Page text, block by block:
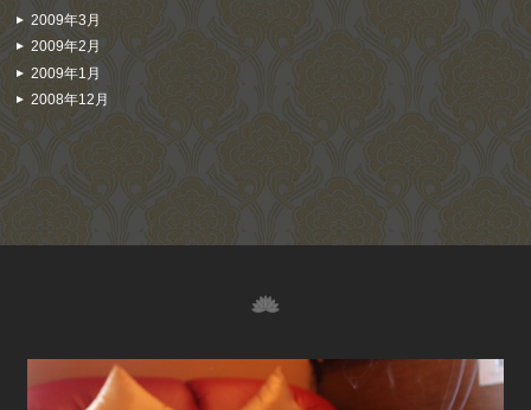
2009年3月
2009年2月
2009年1月
2008年12月